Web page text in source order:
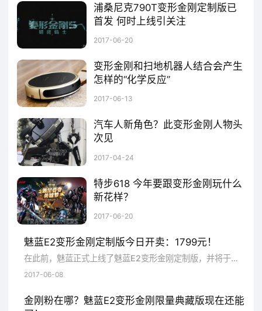
浦桑尼克790T变形金刚定制版已
首发 何时上线引关注
2017-06-20
变形金刚和扫地机器人结合会产生
怎样的“化学反应”
2017-06-13
汽车人新角色？此变形金刚人物头
次见
2017-04-24
特步618 今年要跟变形金刚玩什么
新花样？
2017-06-20
魅蓝E2变形金刚定制版今日开卖：1799元！
在此前，魅蓝正式上线了魅蓝E2变形金刚定制版，并将于今日（6月7日）在各大电商平台限量开卖。根据页面介绍来看，魅蓝E2变形金刚定制版的售价为1799元，除了定制版的手机之外，还包含32GBU盘、开箱函（带编码）等等。此外，新机的主题、铃声、开机动画、壁纸等等也是专门定制的。配置上，这款魅蓝E2变形金刚定制版跟普通版没有区别。作为对比，魅蓝E24+64GB版的售价为1599元
2017-06-08
金刚粉在哪？魅蓝E2变形金刚限量典藏版现在还能